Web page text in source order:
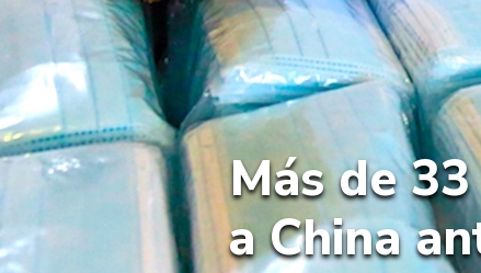
Más de
a China